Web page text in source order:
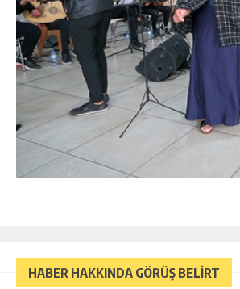
HABER HAKKINDA GÖRÜŞ BELİRT